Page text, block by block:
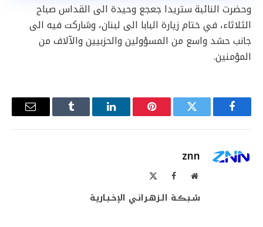
وحضرت النائبة ستريدا جعجع وحيدة الى القداس صباح
الثلاثاء، في ختام زيارة البابا الى لبنان، وشاركت فيه الى
جانب حشد واسع من المسؤولين والحزبيين والآلاف من
المؤمنين.
فيسبوك تويتر بينتيريستلينكدإن Tumblr
البريد
znn
موقع فيسبوك
شـبـڪـة الـزهـرانـي الإخـبـاريـة